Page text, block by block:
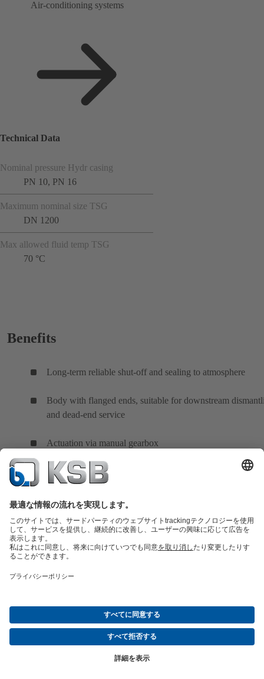
Air-conditioning systems
Technical Data
Nominal pressure Hydr casing
PN 10, PN 16
Maximum nominal size TSG
DN 1200
Max allowed fluid temp TSG
70 °C
Benefits
Long-term reliable shut-off and sealing to atmosphere
Body with flanged ends, suitable for downstream
and dead-end service
Actuation via manual gearbox
サービスの概要ツール
廃水技術水技術産業技術建築物管理エネルギー技術
ソーシャルメディア